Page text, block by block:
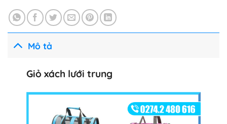
Mô tả
Giỏ xách lưới trung